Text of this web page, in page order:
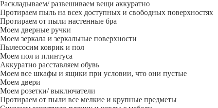
Раскладываем/ развешиваем вещи аккуратно
Протираем пыль на всех доступных и свободных поверхностях
Протираем от пыли настенные бра
Моем дверные ручки
Моем зеркала и зеркальные поверхности
Пылесосим коврик и пол
Моем пол и плинтуса
Аккуратно расставляем обувь
Моем все шкафы и ящики при условии, что они пустые
Моем двери
Моем розетки/ выключатели
Протираем от пыли все мелкие и крупные предметы